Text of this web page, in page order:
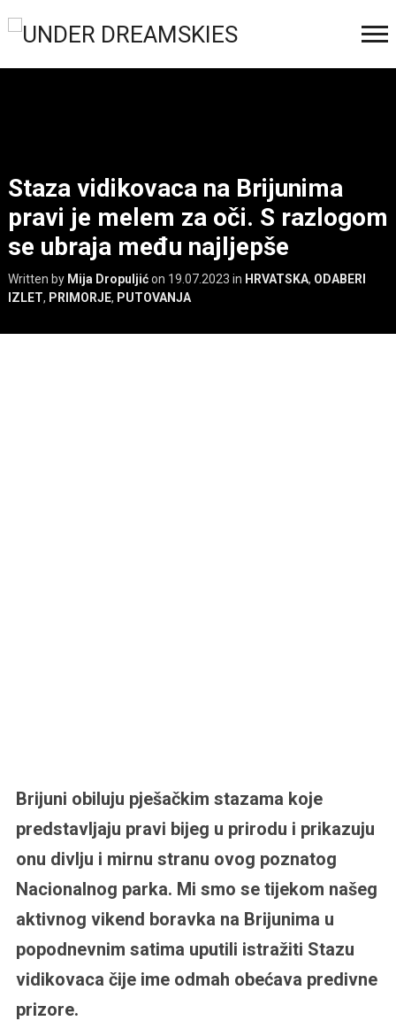
Staza vidikovaca na Brijunima
pravi je melem za oči. S razlogom
se ubraja među najljepše
Written by Mija Dropuljićon 19.07.2023 in HRVATSKA, ODABERI
IZLET, PRIMORJE, PUTOVANJA
Brijuni obiluju pješačkim stazama koje
predstavljaju pravi bijeg u prirodu i prikazuju
onu divlju i mirnu stranu ovog poznatog
Nacionalnog parka. Mi smo se tijekom našeg
aktivnog vikend boravka na Brijunima u
popodnevnim satima uputili istražiti Stazu
vidikovaca čije ime odmah obećava predivne
prizore.